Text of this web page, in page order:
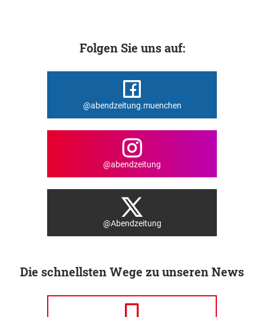
Folgen Sie uns auf:
@abendzeitung.muenchen
@abendzeitung
@Abendzeitung
Die schnellsten Wege zu unseren News